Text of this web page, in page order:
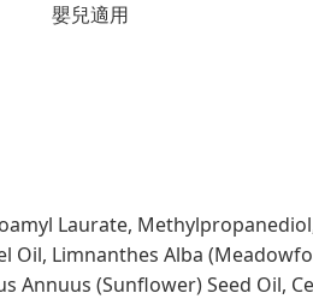
嬰兒適用
Laurate,
Oil, Limnanthes Alba
Annuus (Sunflower) Seed Oil,